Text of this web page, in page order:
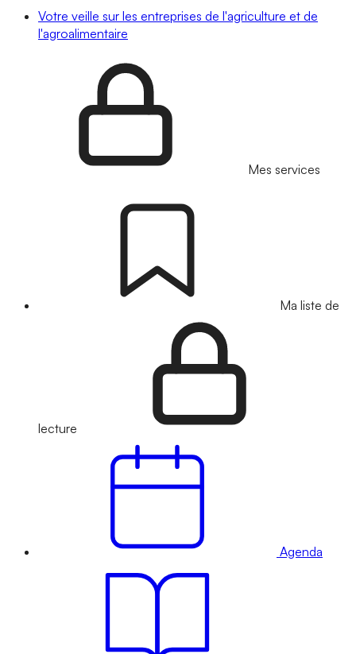
Votre veille sur les entreprises de l'agriculture et de
l'agroalimentaire
Mes services
Ma liste de
lecture
Agenda